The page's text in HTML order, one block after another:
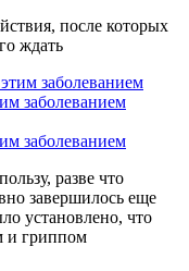
после которых
ждать
заболеванием
заболеванием
разве что
завершилось еще
установлено, что
и гриппом